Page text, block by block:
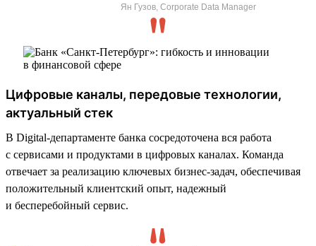
Ян Гузов, Corporate Data Manager
Цифровые каналы, передовые технологии,
актуальный стек
В Digital-департаменте банка сосредоточена вся работа
с сервисами и продуктами в цифровых каналах. Команда
отвечает за реализацию ключевых бизнес-задач, обеспечивая
положительный клиентский опыт, надежный
и бесперебойный сервис.